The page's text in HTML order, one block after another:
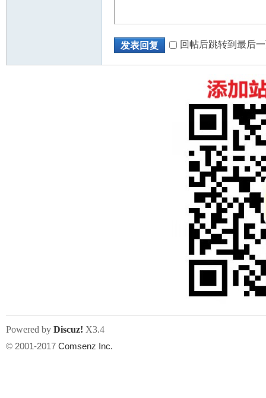
发表回复 回帖后跳转到最后
Powered by Discuz! X3.4
© 2001-2017 Comsenz Inc.